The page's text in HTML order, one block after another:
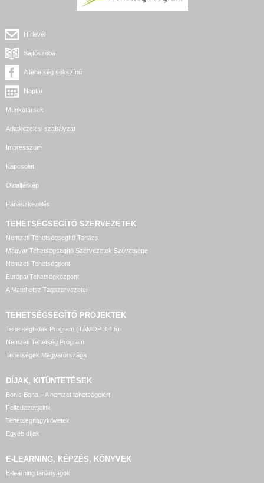
Hírlevél
Sajtószoba
A tehetség sokszínű
Naptár
Munkatársak
Adatkezelési szabályzat
Impresszum
Kapcsolat
Oldaltérkép
Panaszkezelés
TEHETSÉGSEGÍTŐ SZERVEZETEK
Nemzeti Tehetségsegítő Tanács
Magyar Tehetségsegítő Szervezetek Szövetsége
Nemzeti Tehetségpont
Európai Tehetségközpont
A Matehetsz Tagszervezetei
TEHETSÉGSEGÍTŐ PROJEKTEK
Tehetséghidak Program (TÁMOP 3.4.5)
Nemzeti Tehetség Program
Tehetségek Magyarországa
DÍJAK, KITÜNTETÉSEK
Bonis Bona – A nemzet tehetségeiért
Felfedezettjeink
Tehetségnagykövetek
Egyéb díjak
E-LEARNING, KÉPZÉS, KÖNYVEK
E-learning tananyagok